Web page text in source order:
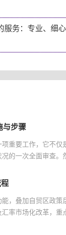
服务：专业、细
与步骤
重要工作，它不仅
的一次全面审查。
，叠加自贸区政策
率市场化改革，重